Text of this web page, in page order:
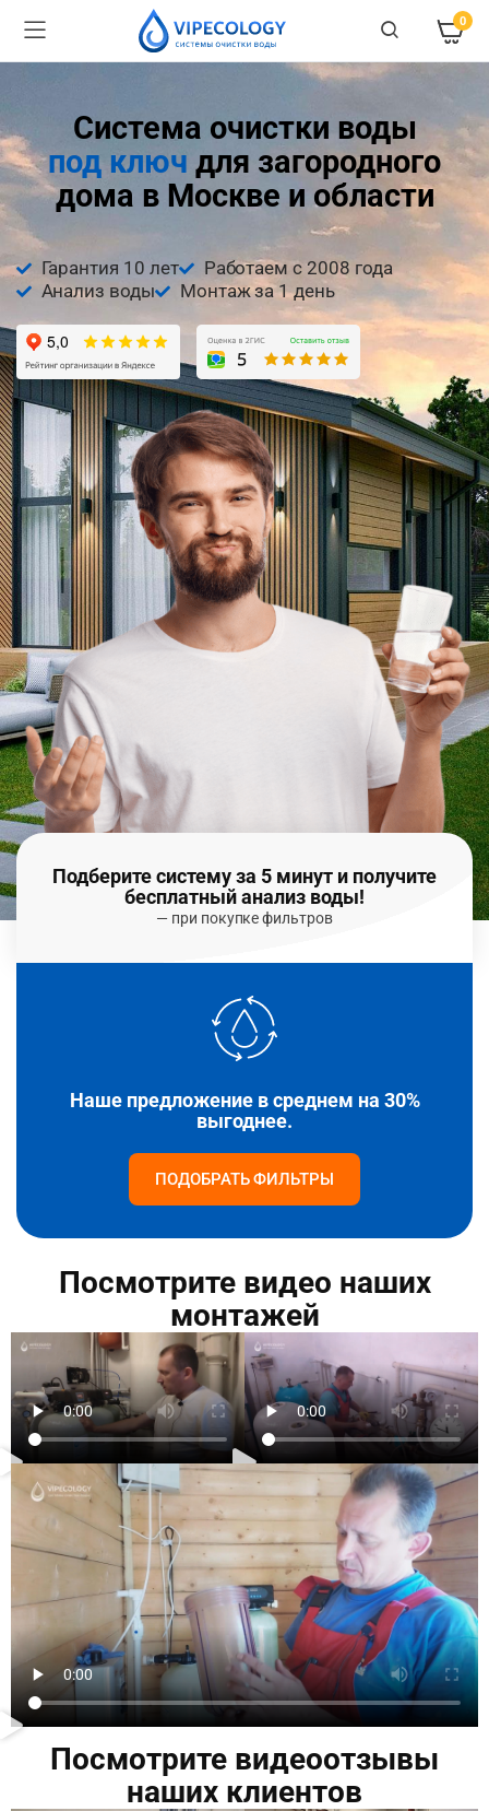
0
Система очистки воды
под ключ для загородного
дома в Москве и области
Гарантия 10 лет
Работаем с 2008 года
Анализ воды
Монтаж за 1 день
Подберите систему за 5 минут и получите
бесплатный анализ воды!
— при покупке фильтров
Наше предложение в среднем на 30%
выгоднее.
ПОДОБРАТЬ ФИЛЬТРЫ
Посмотрите видео наших
монтажей
Посмотрите видеоотзывы
наших клиентов